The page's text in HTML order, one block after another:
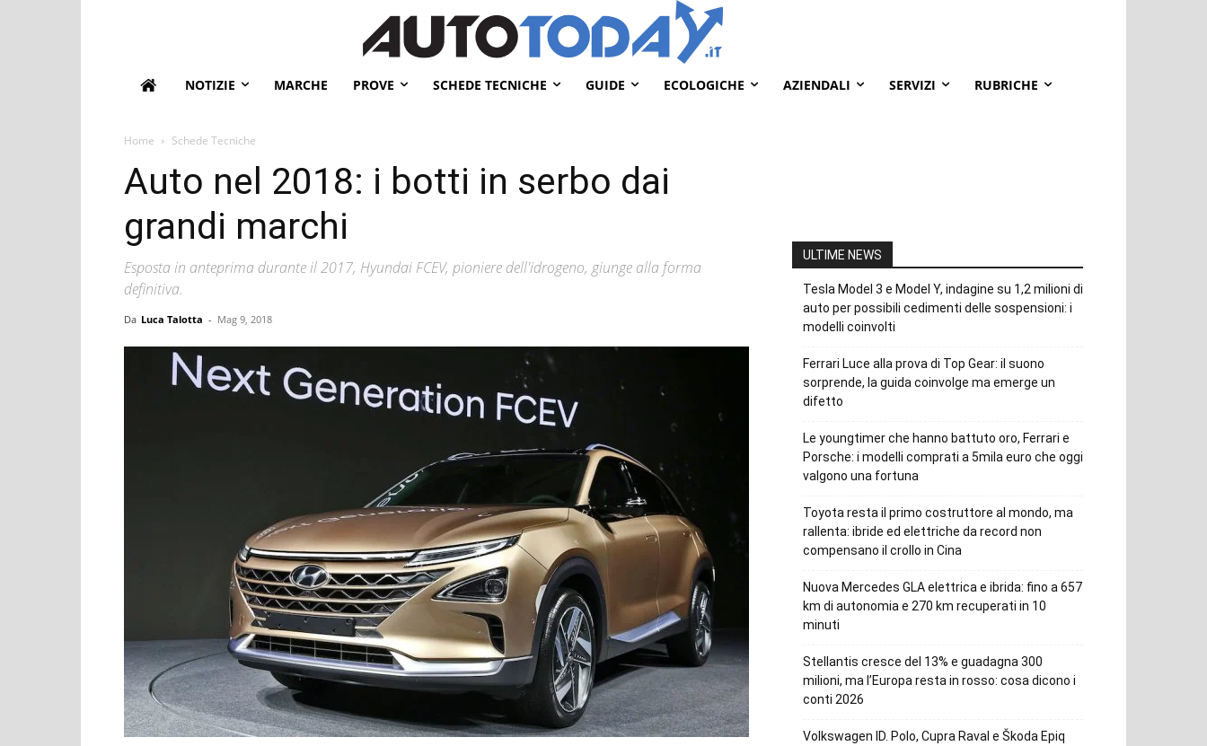
NOTIZIE MARCHE PROVE SCHEDE TECNICHE GUIDE ECOLOGICHE AZIENDALI SERVIZI RUBRICHE
Home Schede Tecniche
Auto nel 2018: i botti in serbo dai
grandi marchi
Esposta in anteprima durante il 2017, Hyundai FCEV, pioniere dell'idrogeno, giunge alla forma
definitiva.
Da Luca Talotta - Mag 9, 2018
ULTIME NEWS
Tesla Model 3 e Model Y, indagine su 1,2 milioni di
auto per possibili cedimenti delle sospensioni: i
modelli coinvolti
Ferrari Luce alla prova di Top Gear: il suono
sorprende, la guida coinvolge ma emerge un
difetto
Le youngtimer che hanno battuto oro, Ferrari e
Porsche: i modelli comprati a 5mila euro che oggi
valgono una fortuna
Toyota resta il primo costruttore al mondo, ma
rallenta: ibride ed elettriche da record non
compensano il crollo in Cina
Nuova Mercedes GLA elettrica e ibrida: fino a 657
km di autonomia e 270 km recuperati in 10
minuti
Stellantis cresce del 13% e guadagna 300
milioni, ma l’Europa resta in rosso: cosa dicono i
conti 2026
Volkswagen ID. Polo, Cupra Raval e Škoda Epiq